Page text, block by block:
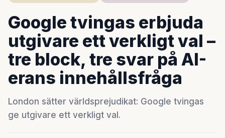
Google tvingas erbjuda
utgivare ett verkligt val –
tre block, tre svar på AI-
erans innehållsfråga
London sätter världsprejudikat: Google tvingas
ge utgivare ett verkligt val.